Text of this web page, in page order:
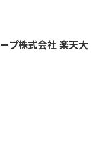
プ株式会社 楽天大